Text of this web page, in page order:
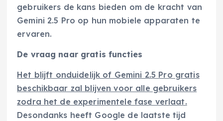
gebruikers de kans bieden om de kracht van
Gemini 2.5 Pro op hun mobiele apparaten te
ervaren.
De vraag naar gratis functies
Het blijft onduidelijk of Gemini 2.5 Pro gratis
beschikbaar zal blijven voor alle gebruikers
zodra het de experimentele fase verlaat.
Desondanks heeft Google de laatste tijd